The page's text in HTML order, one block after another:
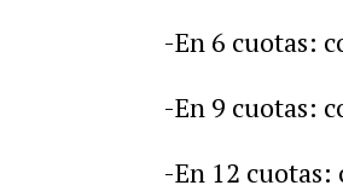
-En 6 cuotas:
-En 9 cuotas:
-En 12 cuotas: